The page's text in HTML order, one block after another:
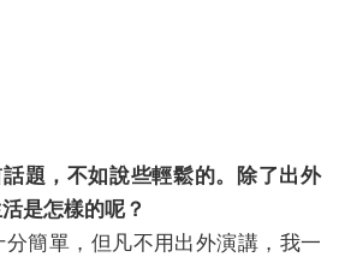
題，不如說些輕鬆的。除了出外
是怎樣的呢？
簡單，但凡不用出外演講，我一